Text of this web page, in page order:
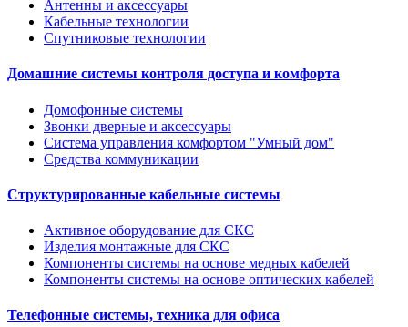
Антенны и аксессуары
Кабельные технологии
Спутниковые технологии
Домашние системы контроля доступа и комфорта
Домофонные системы
Звонки дверные и аксессуары
Система управления комфортом "Умный дом"
Средства коммуникации
Структурированные кабельные системы
Активное оборудование для СКС
Изделия монтажные для СКС
Компоненты системы на основе медных кабелей
Компоненты системы на основе оптических кабелей
Телефонные системы, техника для офиса